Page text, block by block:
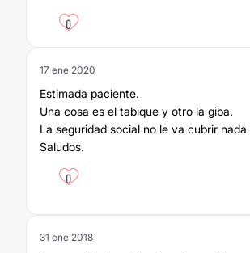
0
17 ene 2020
Estimada paciente.
Una cosa es el tabique y otro la giba.
La seguridad social no le va cubrir
Saludos.
0
31 ene 2018